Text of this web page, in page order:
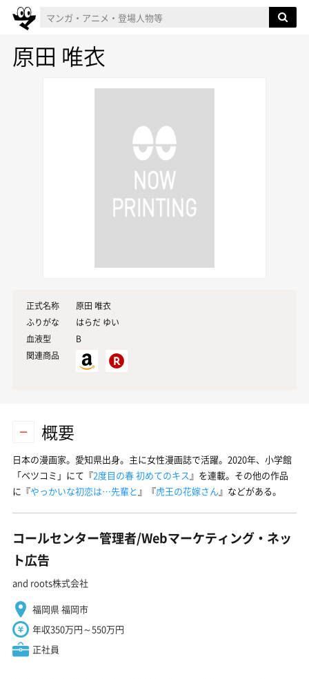
原田 唯衣
正式名称
原田 唯衣
ふりがな
はらだ ゆい
血液型
B
関連商品
概要
日本の漫画家。愛知県出身。主に女性漫画誌で活躍。2020年、小学館
「ベツコミ」にて『2度目の春 初めてのキス』を連載。その他の作品
に『やっかいな初恋は…先輩と』『虎王の花嫁さん』などがある。
コールセンター管理者/Webマーケティング・ネッ
ト広告
and roots株式会社
福岡県 福岡市
年収350万円～550万円
正社員